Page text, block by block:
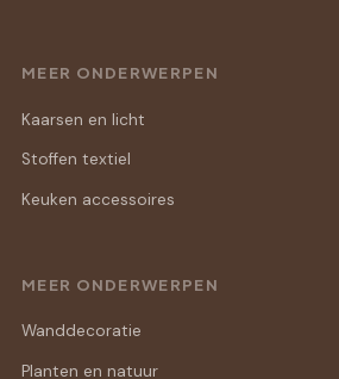
MEER ONDERWERPEN
Kaarsen en licht
Stoffen textiel
Keuken accessoires
MEER ONDERWERPEN
Wanddecoratie
Planten en natuur